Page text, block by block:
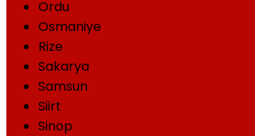
Ordu
Osmaniye
Rize
Sakarya
Samsun
Siirt
Sinop